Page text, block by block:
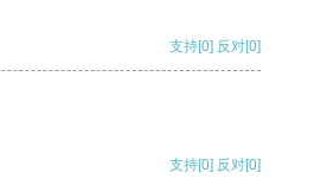
支持[0] 反对[0]
支持[0] 反对[0]